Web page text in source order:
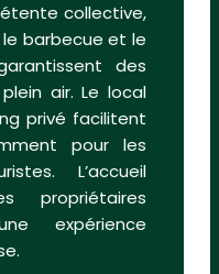
collective,
barbecue et le
des
air. Le local
privé facilitent
pour les
L’accueil
propriétaires
expérience